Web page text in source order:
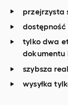
przejrzysta
tylko dwa
dokumentu
szybsza
wysyłka